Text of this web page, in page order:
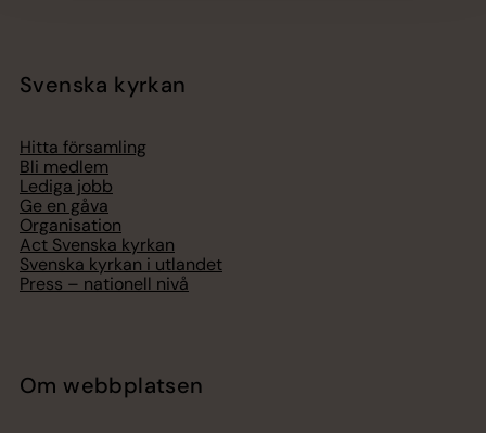
Svenska kyrkan
Hitta församling
Bli medlem
Lediga jobb
Ge en gåva
Organisation
Act Svenska kyrkan
Svenska kyrkan i utlandet
Press – nationell nivå
Om webbplatsen